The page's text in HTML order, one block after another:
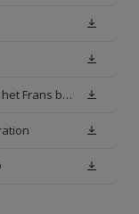
EU Ecolabel Alphatex SF Wit (Enkel in het Frans beschikbaar)